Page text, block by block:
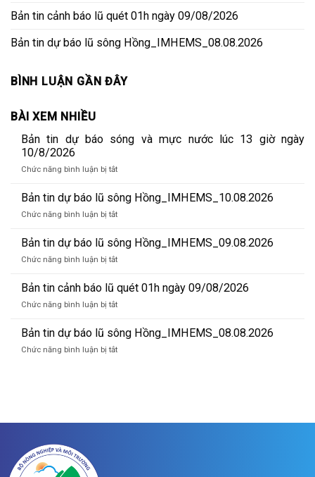
Bản tin cảnh báo lũ quét 01h ngày 09/08/2026
Bản tin dự báo lũ sông Hồng_IMHEMS_08.08.2026
BÌNH LUẬN GẦN ĐÂY
BÀI XEM NHIỀU
Bản tin dự báo sóng và mực nước lúc 13 giờ ngày
10/8/2026
Chức năng bình luận bị tắtở
tin
báo
và
mực
13
giờ
10/8/2026
Bản tin dự báo lũ sông Hồng_IMHEMS_10.08.2026
Chức năng bình luận bị tắtở
tin
báo
sông
Hồng_IMHEMS_10.08.2026
Bản tin dự báo lũ sông Hồng_IMHEMS_09.08.2026
Chức năng bình luận bị tắtở
tin
dự
báo
sông
Hồng_IMHEMS_09.08.2026
Bản tin cảnh báo lũ quét 01h ngày 09/08/2026
Chức năng bình luận bị tắtở
tin
cảnh
báo
Bản tin dự báo lũ sông Hồng_IMHEMS_08.08.2026
Chức năng bình luận bị tắtở
sông